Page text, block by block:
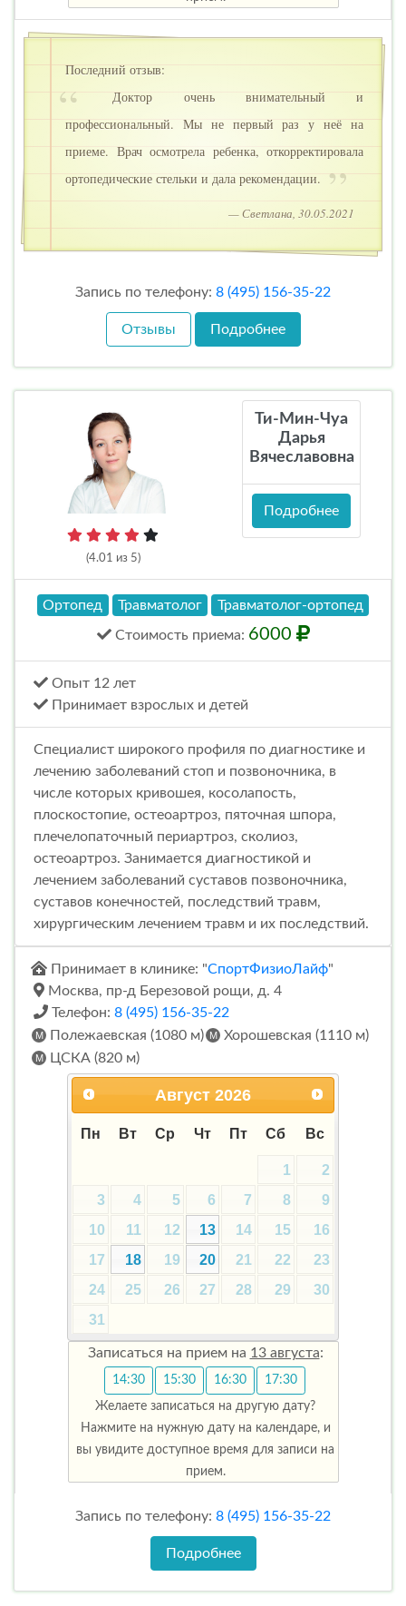
Последний отзыв:
Доктор очень внимательный и
профессиональный. Мы не первый раз у неё на
приеме. Врач осмотрела ребенка, откорректировала
ортопедические стельки и дала рекомендации.
— Светлана, 30.05.2021
Запись по телефону: 8 (495) 156-35-22
Отзывы Подробнее
(4.01 из 5)
Ти-Мин-Чуа
Дарья
Вячеславовна
Подробнее
Ортопед Травматолог Травматолог-ортопед
Стоимость приема: 6000
Опыт 12 лет
Принимает взрослых и детей
Специалист широкого профиля по диагностике и
лечению заболеваний стоп и позвоночника, в
числе которых кривошея, косолапость,
плоскостопие, остеоартроз, пяточная шпора,
плечелопаточный периартроз, сколиоз,
остеоартроз. Занимается диагностикой и
лечением заболеваний суставов позвоночника,
суставов конечностей, последствий травм,
хирургическим лечением травм и их последствий.
Принимает в клинике: "СпортФизиоЛайф"
Москва, пр-д Березовой рощи, д. 4
Телефон: 8 (495) 156-35-22
Полежаевская (1080 м)
Хорошевская (1110 м)
ЦСКА (820 м)
Август 2026
Пн Вт Ср Чт Пт Сб Вс
1
2
3
4 5 6 7 8
9
10
11 12 13 14 15
16
17
18 19 20 21 22
23
24
25 26 27 28 29
30
31
Записаться на прием на 13 августа:
14:30 15:30 16:30 17:30
Желаете записаться на другую дату?
Нажмите на нужную дату на календаре, и
вы увидите доступное время для записи на
прием.
Запись по телефону: 8 (495) 156-35-22
Подробнее